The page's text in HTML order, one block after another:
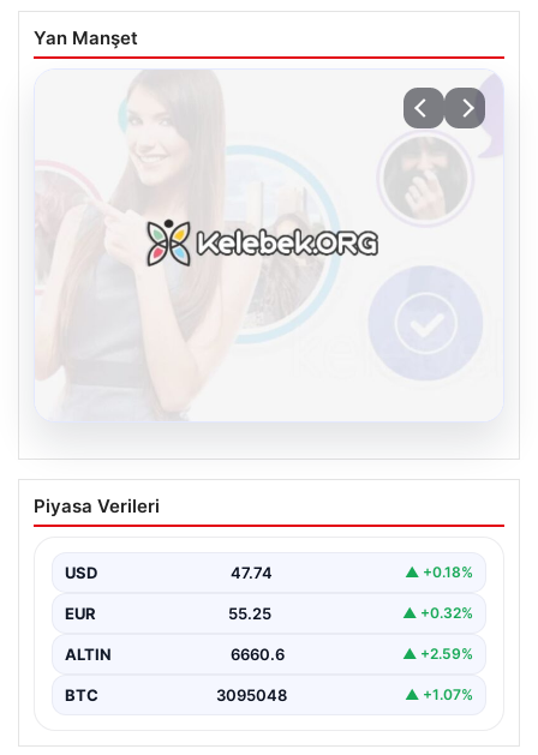
Yan Manşet
Kelebek.Org İle Dijital İletişimin Seviyeli
Adresi Ve Chat Deneyimi
irtibat kurması büyük bir önem taşımaktadır. Güncel
olarak…
Piyasa Verileri
USD 47.74 ▲ +0.18%
EUR 55.25 ▲ +0.32%
ALTIN 6660.6 ▲ +2.59%
BTC 3095048 ▲ +1.07%